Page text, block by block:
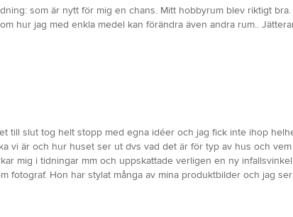
som är nytt för mig en chans. Mitt hobbyrum blev riktigt
hur jag med enkla medel kan förändra även andra rum..
till slut tog helt stopp med egna idéer och jag fick inte ihop
vi är och hur huset ser ut dvs vad det är för typ av hus och
mig i tidningar mm och uppskattade verligen en ny
fotograf. Hon har stylat många av mina produktbilder och jag